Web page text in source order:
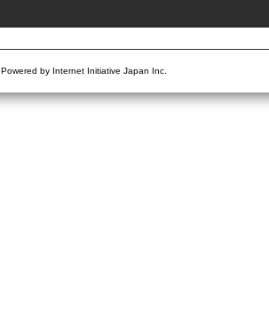
Powered by Internet Initiative Japan Inc.